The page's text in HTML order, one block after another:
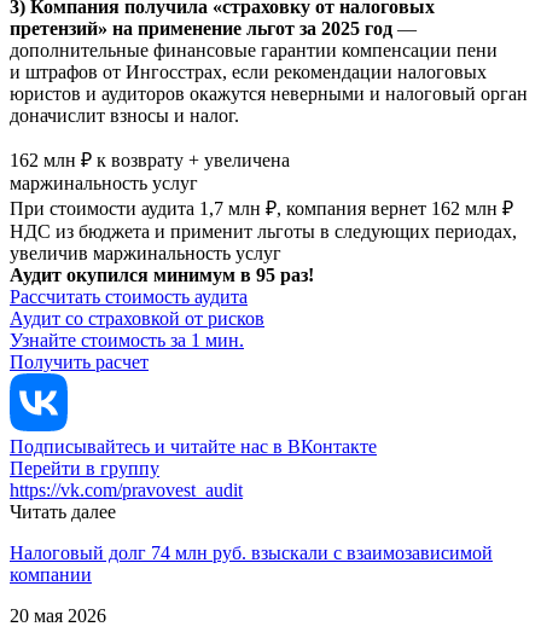
3) Компания получила «страховку от налоговых
претензий» на применение льгот за 2025 год —
дополнительные финансовые гарантии компенсации пени
и штрафов от Ингосстрах, если рекомендации налоговых
юристов и аудиторов окажутся неверными и налоговый орган
доначислит взносы и налог.
162 млн ₽ к возврату + увеличена
маржинальность услуг
При стоимости аудита 1,7 млн ₽, компания вернет 162 млн ₽
НДС из бюджета и применит льготы в следующих периодах,
увеличив маржинальность услуг
Аудит окупился минимум в 95 раз!
Рассчитать стоимость аудита
Аудит со страховкой от рисков
Узнайте стоимость за 1 мин.
Получить расчет
Подписывайтесь и читайте нас в ВКонтакте
Перейти в группу
https://vk.com/pravovest_audit
Читать далее
Налоговый долг 74 млн руб. взыскали с взаимозависимой
компании
20 мая 2026